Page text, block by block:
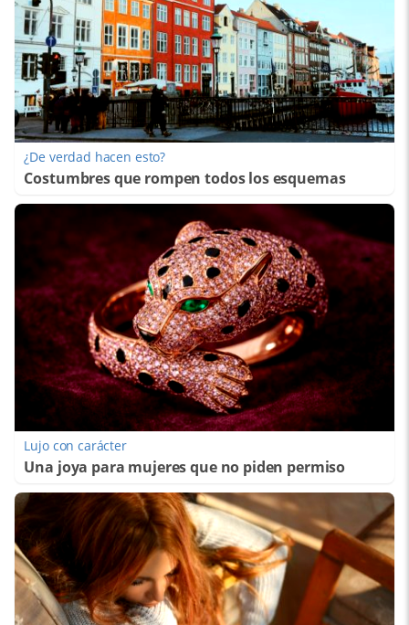
¿De verdad hacen esto?
Costumbres que rompen todos los esquemas
Lujo con carácter
Una joya para mujeres que no piden permiso